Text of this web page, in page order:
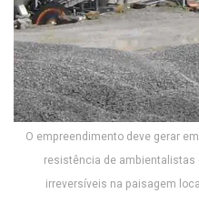
O empreendimento deve gerar
resistência de
irreversíveis na paisagem